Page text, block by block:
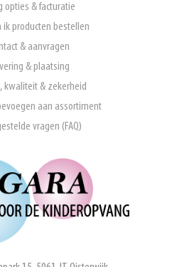
opties & facturatie
ik producten bestellen
& aanvragen
& plaatsing
kwaliteit & zekerheid
aan assortiment
vragen (FAQ)